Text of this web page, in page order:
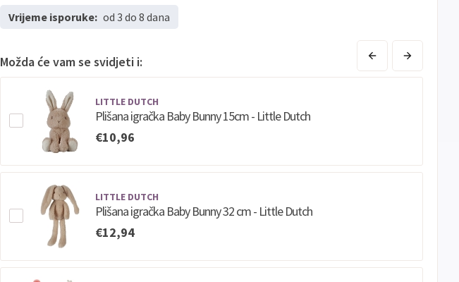
Vrijeme isporuke: od 3 do 8 dana
Možda će vam se svidjeti i:
LITTLE DUTCH
Plišana igračka Baby Bunny 15cm - Little Dutch
€10,96
LITTLE DUTCH
Plišana igračka Baby Bunny 32 cm - Little Dutch
€12,94